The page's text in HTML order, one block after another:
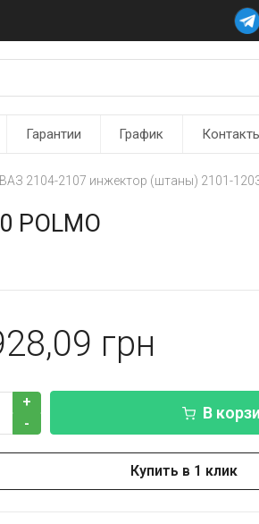
Гарантии График
2104-2107 инжектор (штаны) 2101-
POLMO
+
-
В
Купить в 1 клик